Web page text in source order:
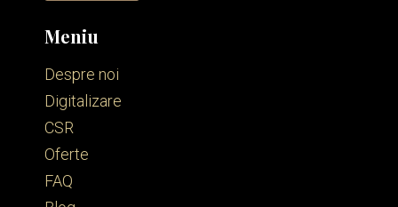
Meniu
Despre noi
Digitalizare
CSR
Oferte
FAQ